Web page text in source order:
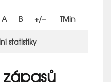
A B +/− TMin
statistiky